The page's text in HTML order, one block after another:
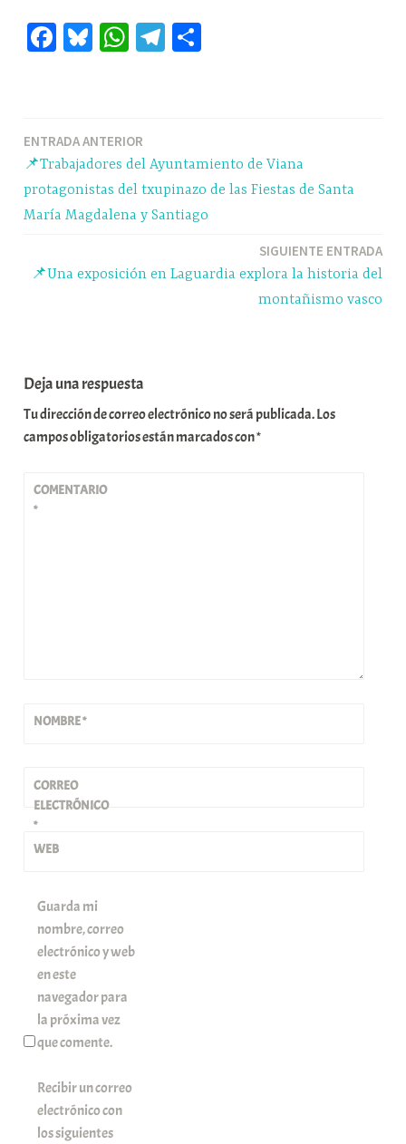
Fa Bl W
pp
Te
m rti
r
Navegación
de
entradas
ENTRADA ANTERIOR
📌Trabajadores del Ayuntamiento de Viana
protagonistas del txupinazo de las Fiestas de Santa
María Magdalena y Santiago
SIGUIENTE ENTRADA
📌Una exposición en Laguardia explora la historia del
montañismo vasco
Deja una respuesta
Tu dirección de correo electrónico no será publicada.Los
campos obligatorios están marcados con*
COMENTARIO
*
NOMBRE*
CORREO
ELECTRÓNICO
*
WEB
Guarda mi
nombre, correo
electrónico y web
en este
navegador para
la próxima vez
que comente.
Recibir un correo
electrónico con
los siguientes